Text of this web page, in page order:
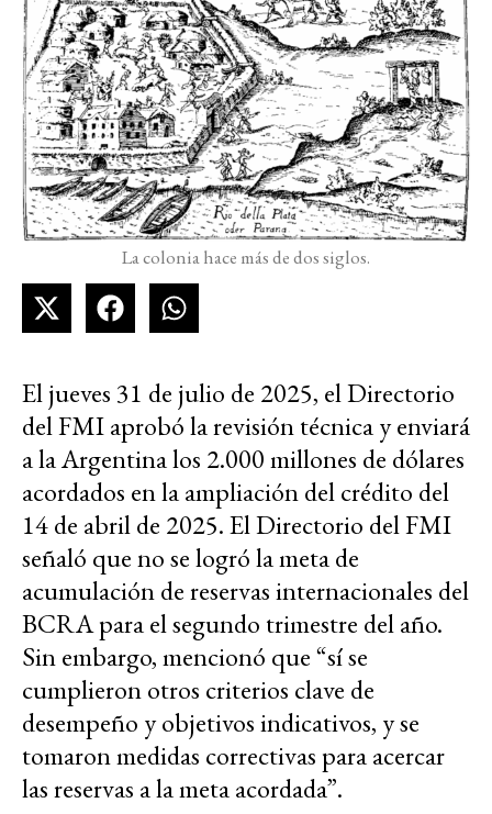
La colonia hace más de dos siglos.
El jueves 31 de julio de 2025, el Directorio
del FMI aprobó la revisión técnica y enviará
a la Argentina los 2.000 millones de dólares
acordados en la ampliación del crédito del
14 de abril de 2025. El Directorio del FMI
señaló que no se logró la meta de
acumulación de reservas internacionales del
BCRA para el segundo trimestre del año.
Sin embargo, mencionó que “sí se
cumplieron otros criterios clave de
desempeño y objetivos indicativos, y se
tomaron medidas correctivas para acercar
las reservas a la meta acordada”.